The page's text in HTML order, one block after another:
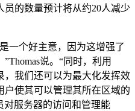
员的数量预计将从约20人减少
个好主意，因为这增强了
说。“同时，利用
，我们还可以为最大化发挥效
户使其可以管理其所在区域的
对服务器的访问和管理能